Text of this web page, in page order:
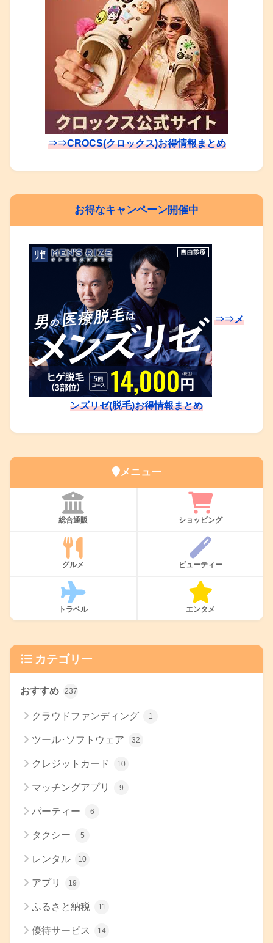
⇒⇒CROCS(クロックス)お得情報まとめ
お得なキャンペーン開催中
⇒⇒メ
ンズリゼ(脱毛)お得情報まとめ
メニュー
総合通販 ショッピング
グルメ ビューティー
トラベル エンタメ
カテゴリー
おすすめ 237
クラウドファンディング 1
ツール･ソフトウェア 32
クレジットカード 10
マッチングアプリ 9
パーティー 6
タクシー 5
レンタル 10
アプリ 19
ふるさと納税 11
優待サービス 14